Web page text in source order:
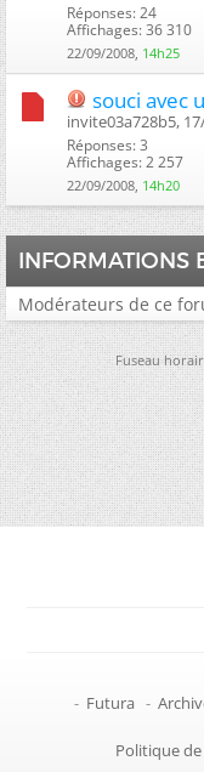
Réponses: 24
Affichages: 36 310
22/09/2008, 14h25
souci avec
invite03a728b5,
Réponses: 3
Affichages: 2 257
22/09/2008, 14h20
INFORMATIONS
Modérateurs de ce
Fuseau
- Futura -
Politique